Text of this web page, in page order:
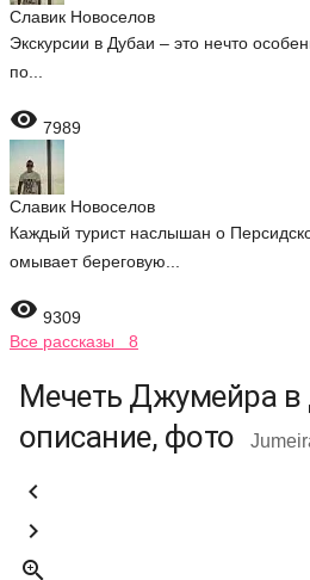
Славик Новоселов
Экскурсии в Дубаи – это нечто
по...
 7989
Славик Новоселов
Каждый турист наслышан о
омывает береговую...
 9309
Все рассказы 8
Мечеть Джумейра
описание, фото


